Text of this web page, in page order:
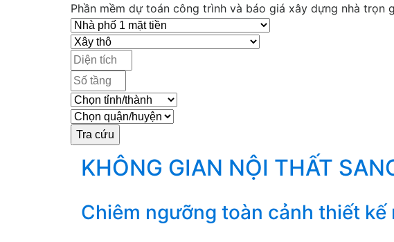
Phần mềm dự toán công trình và báo giá xây dựng nhà trọn
KHÔNG GIAN NỘI THẤT
Chiêm ngưỡng toàn cảnh thiết